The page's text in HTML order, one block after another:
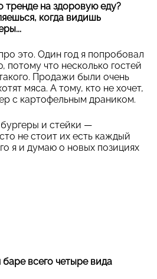
тренде на здоровую еду?
когда видишь
это. Один год я попробовал
потому что несколько гостей
Продажи были очень
мяса. А тому, кто не хочет,
с картофельным драником.
и стейки —
не стоит их есть каждый
я и думаю о новых позициях
всего четыре вида